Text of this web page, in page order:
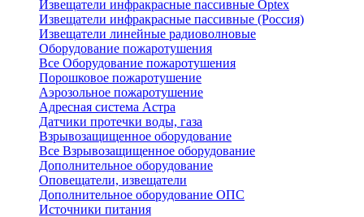
Извещатели инфракрасные пассивные Optex
Извещатели инфракрасные пассивные (Россия)
Извещатели линейные радиоволновые
Оборудование пожаротушения
Все Оборудование пожаротушения
Порошковое пожаротушение
Аэрозольное пожаротушение
Адресная система Астра
Датчики протечки воды, газа
Взрывозащищенное оборудование
Все Взрывозащищенное оборудование
Дополнительное оборудование
Оповещатели, извещатели
Дополнительное оборудование ОПС
Источники питания